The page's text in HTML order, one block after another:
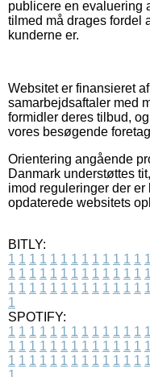
publicere en evaluering
tilmed må drages fordel
kunderne er.
Websitet er finansieret
samarbejdsaftaler med
formidler deres tilbud,
vores besøgende
Orientering angående
Danmark understøttes
imod reguleringer der
opdaterede websitets
BITLY:
1 1 1 1 1 1 1 1 1 1 1 1 1 1
1 1 1 1 1 1 1 1 1 1 1 1 1 1
1 1 1 1 1 1 1 1 1 1 1 1 1 1
1
SPOTIFY:
1 1 1 1 1 1 1 1 1 1 1 1 1 1
1 1 1 1 1 1 1 1 1 1 1 1 1 1
1 1 1 1 1 1 1 1 1 1 1 1 1 1